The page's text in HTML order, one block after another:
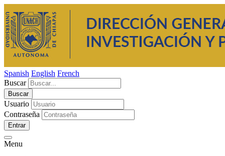
Spanish English French
Buscar
Usuario
Contraseña
Entrar
Menu